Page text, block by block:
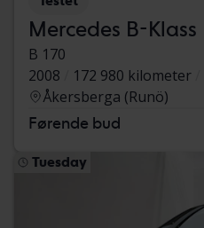
Mercedes B-Klass
B 170
2008
172 980 kilometer
Åkersberga (Runö)
Førende bud
Tuesday